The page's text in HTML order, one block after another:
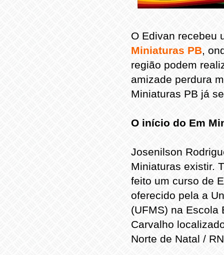
O Edivan recebeu
Miniaturas PB,
região podem
amizade perdura
Miniaturas PB já
O início do Em
Josenilson
Miniaturas existir.
feito um curso de
oferecido pela a
(UFMS) na Escola
Carvalho
Norte de Natal /